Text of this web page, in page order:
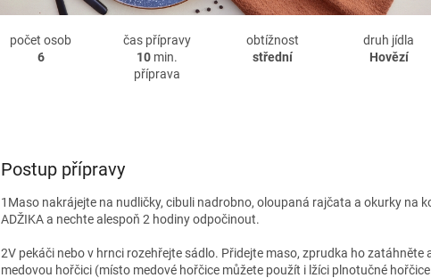
počet osob
6
čas přípravy
10min.
příprava
obtížnost
střední
druh jídla
Hovězí
Postup přípravy
1 Maso nakrájejte na nudličky, cibuli nadrobno, oloupaná rajčata a okurky na
ADŽIKA a nechte alespoň 2 hodiny odpočinout.
2V pekáči nebo v hrnci rozehřejte sádlo. Přidejte maso, zprudka ho
medovou hořčici (místo medové hořčice můžete použít i lžíci plnotučné